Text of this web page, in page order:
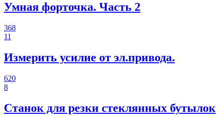
Умная форточка. Часть 2
368
11
Измерить усилие от эл.привода.
620
8
Станок для резки стеклянных бутылок